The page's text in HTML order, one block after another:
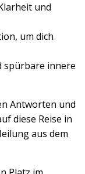
und
um dich
spürbare innere
Antworten und
diese Reise in
aus dem